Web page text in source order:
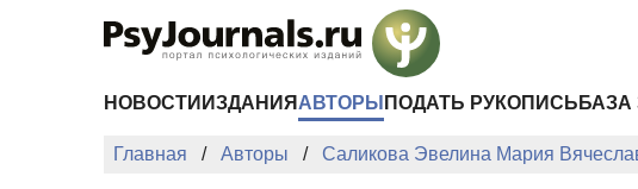
НОВОСТИ ИЗДАНИЯ АВТОРЫ ПОДАТЬ РУКОПИСЬ БАЗА
Главная Авторы Саликова Эвелина Мария